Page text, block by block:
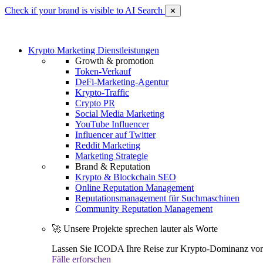
Check if your brand is visible to AI Search ✕
Krypto Marketing Dienstleistungen
Growth & promotion
Token-Verkauf
DeFi-Marketing-Agentur
Krypto-Traffic
Crypto PR
Social Media Marketing
YouTube Influencer
Influencer auf Twitter
Reddit Marketing
Marketing Strategie
Brand & Reputation
Krypto & Blockchain SEO
Online Reputation Management
Reputationsmanagement für Suchmaschinen
Community Reputation Management
🚀 Unsere Projekte sprechen lauter als Worte
Lassen Sie ICODA Ihre Reise zur Krypto-Dominanz
Fälle erforschen